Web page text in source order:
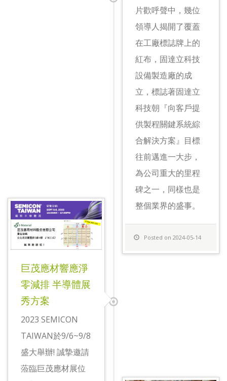
片歡呼聲中，幾位
領導人揭開了覆蓋
在工廠標誌牌上的
紅布，固達立科技
設備製造廠的成
立，標誌著固達立
科技朝『向客戶提
供製程關鍵系統綜
合解決方案』目標
往前邁進一大步，
為公司重大的里程
碑之一，同樣也是
整個業界的盛事。
Posted on 2024-05-14
巨茂應材響應淨
零減排 半導體展
秀方案
2023 SEMICON
TAIWAN於9/6~9/8
盛大舉辦! 誠摯邀請
蒞臨巨茂應材展位